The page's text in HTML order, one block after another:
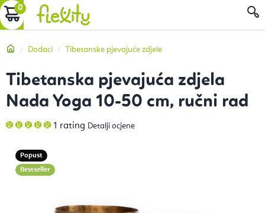
Preskoči
na
KOŠARICA
Početna
Dodaci Tibetanske pjevajuće zdjele
Tibetanska pjevajuća zdjela
Nada Yoga 10-50 cm, ručni rad
Prosječna
ocjena
5
zvjezdica.
1 rating Detalji ocjene
Popust
Bestseller